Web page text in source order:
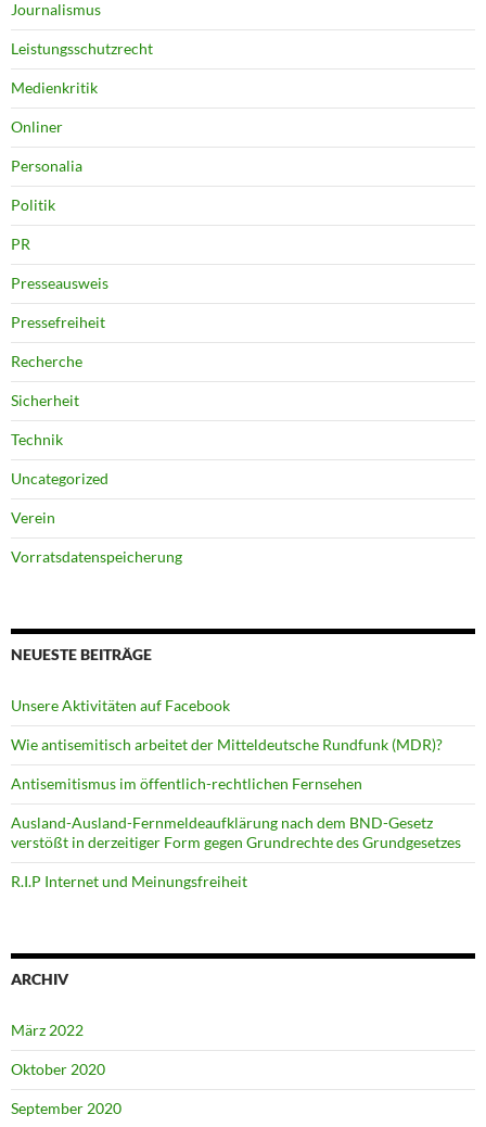
Journalismus
Leistungsschutzrecht
Medienkritik
Onliner
Personalia
Politik
PR
Presseausweis
Pressefreiheit
Recherche
Sicherheit
Technik
Uncategorized
Verein
Vorratsdatenspeicherung
NEUESTE BEITRÄGE
Unsere Aktivitäten auf Facebook
Wie antisemitisch arbeitet der Mitteldeutsche Rundfunk (MDR)?
Antisemitismus im öffentlich-rechtlichen Fernsehen
Ausland-Ausland-Fernmeldeaufklärung nach dem BND-Gesetz
verstößt in derzeitiger Form gegen Grundrechte des Grundgesetzes
R.I.P Internet und Meinungsfreiheit
ARCHIV
März 2022
Oktober 2020
September 2020